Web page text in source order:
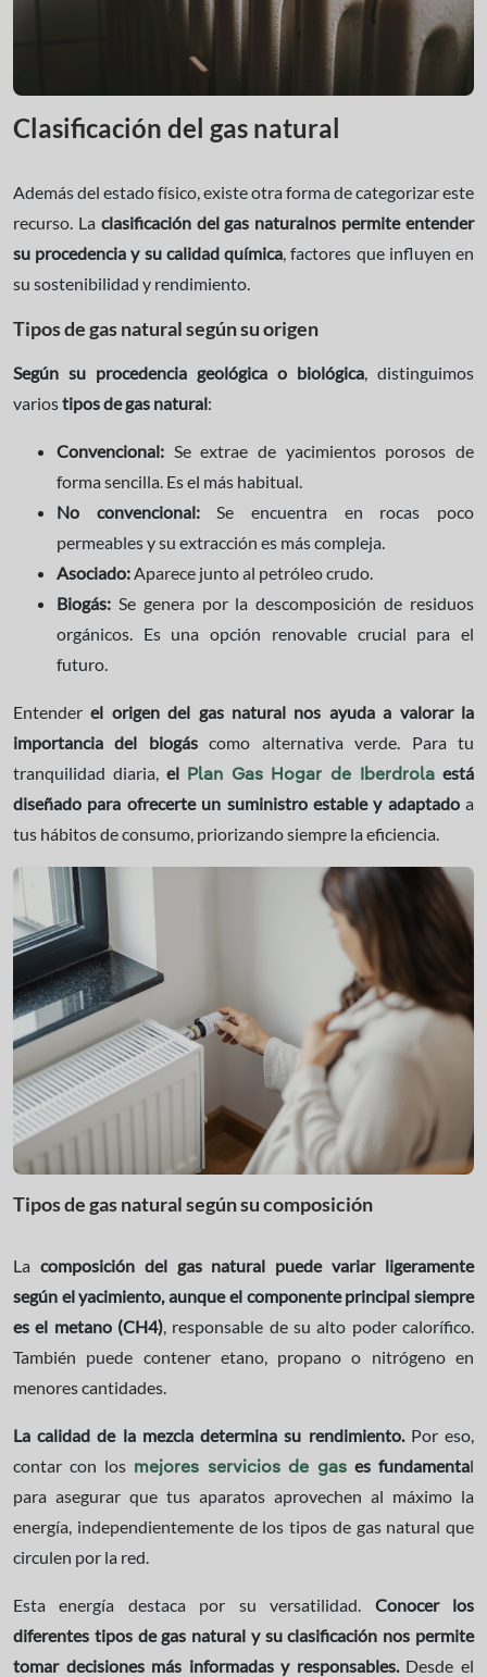
Clasificación del gas natural
Además del estado físico, existe otra forma de categorizar este
recurso. La clasificación del gas naturalnos permite entender
su procedencia y su calidad química, factores que influyen en
su sostenibilidad y rendimiento.
Tipos de gas natural según su origen
Según su procedencia geológica o biológica, distinguimos
variostipos de gas natural:
Convencional: Se extrae de yacimientos porosos de
forma sencilla. Es el más habitual.
No convencional:Se encuentra en rocas poco
permeables y su extracción es más compleja.
Asociado:Aparece junto al petróleo crudo.
Biogás: Se genera por la descomposición de residuos
orgánicos. Es una opción renovable crucial para el
futuro.
Entender el origen del gas natural nos ayuda a valorar la
importancia del biogáscomo alternativa verde. Para tu
tranquilidad diaria,el Plan Gas Hogar de Iberdrola está
diseñado para ofrecerte un suministro estable y adaptadoa
tus hábitos de consumo, priorizando siempre la eficiencia.
Tipos de gas natural según su composición
La composición del gas natural puede variar ligeramente
según el yacimiento, aunque el componente principal siempre
es el metano (CH4), responsable de su alto poder calorífico.
También puede contener etano, propano o nitrógeno en
menores cantidades.
La calidad de la mezcla determina su rendimiento.Por eso,
contar con los mejores servicios de gas es fundamental
para asegurar que tus aparatos aprovechen al máximo la
energía, independientemente de los tipos de gas natural que
circulen por la red.
Esta energía destaca por su versatilidad. Conocer los
diferentes tipos de gas natural y su clasificación nos permite
tomar decisiones más informadas y responsables.Desde el